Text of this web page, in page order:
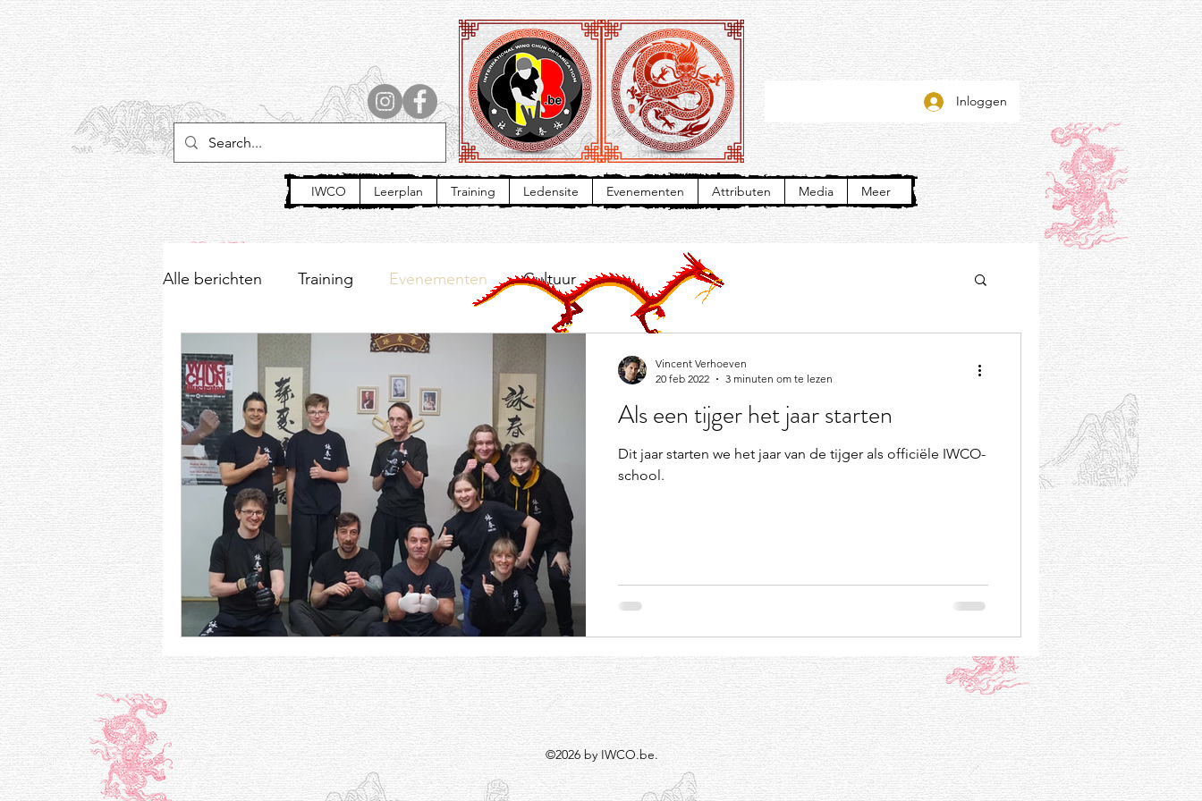
Inloggen
IWCO Leerplan Training Ledensite Evenementen Attributen Media Meer
Alle berichten Training Evenementen Cultuur
Als een tijger het jaar starten
Dit jaar starten we het jaar van de tijger als officiële IWCO-
school.
Vincent Verhoeven
20 feb 2022
3 minuten om te lezen
©2026 by IWCO.be.